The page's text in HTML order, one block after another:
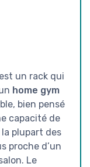
un rack qui
home gym
bien pensé
capacité de
plupart des
proche d’un
Le